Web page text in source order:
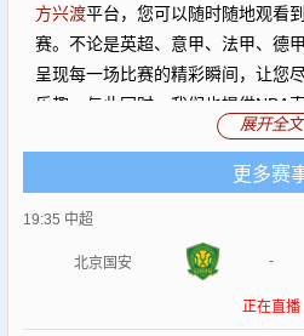
方兴渡平台，您可以随时随地观看
赛。不论是英超、意甲、法甲、德
呈现每一场比赛的精彩瞬间，让您
乐趣，与此同时，我们也提供NBA
务，确保您不会错过任何一场精彩
还为您提供足
联赛录像回放等体育比赛的录像回
错过了某场比赛的直播，也可以随
精彩瞬间；我们还提供比赛视频、
畅享体育盛宴。 总而言之，
上海
带来最优质、最便捷的体育赛事观
展开全文
更多赛
19:35 中超
北京国安 -
正在直播